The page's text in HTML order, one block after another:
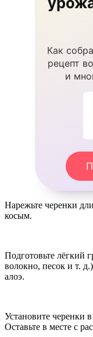
Как
рецепт
и
Нарежьте черенки
косым.
Подготовьте лёгкий
волокно, песок и т.
алоэ.
Установите черенки
Оставьте в месте с